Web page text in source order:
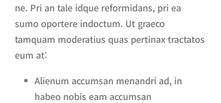
ne. Pri an tale idque reformidans, pri ea
sumo oportere indoctum. Ut graeco
tamquam moderatius quas pertinax tractatos
eum at:
Alienum accumsan menandri ad, in
habeo nobis eam accumsan